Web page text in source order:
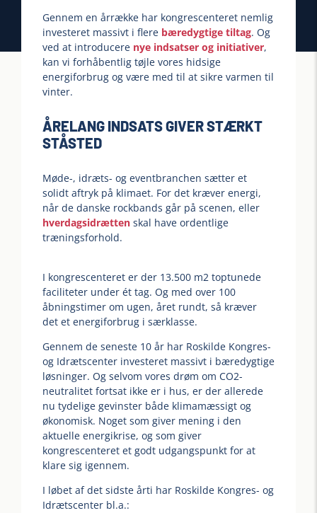
Gennem en årrække har kongrescenteret nemlig
investeret massivt i flere bæredygtige tiltag. Og
ved at introducere nye indsatser og initiativer,
kan vi forhåbentlig tøjle vores hidsige
energiforbrug og være med til at sikre varmen til
vinter.
ÅRELANG INDSATS GIVER STÆRKT
STÅSTED
Møde-, idræts- og eventbranchen sætter et
solidt aftryk på klimaet. For det kræver energi,
når de danske rockbands går på scenen, eller
hverdagsidrætten skal have ordentlige
træningsforhold.
I kongrescenteret er der 13.500 m2 toptunede
faciliteter under ét tag. Og med over 100
åbningstimer om ugen, året rundt, så kræver
det et energiforbrug i særklasse.
Gennem de seneste 10 år har Roskilde Kongres-
og Idrætscenter investeret massivt i bæredygtige
løsninger. Og selvom vores drøm om CO2-
neutralitet fortsat ikke er i hus, er der allerede
nu tydelige gevinster både klimamæssigt og
økonomisk. Noget som giver mening i den
aktuelle energikrise, og som giver
kongrescenteret et godt udgangspunkt for at
klare sig igennem.
I løbet af det sidste årti har Roskilde Kongres- og
Idrætscenter bl.a.: